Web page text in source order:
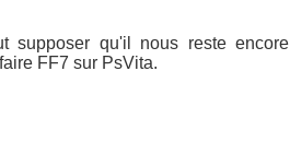
qu'il nous reste encore
FF7 sur PsVita.